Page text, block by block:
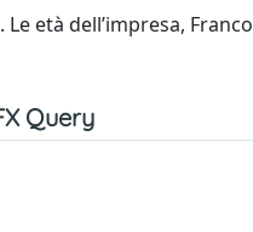
età dell’impresa, Franco